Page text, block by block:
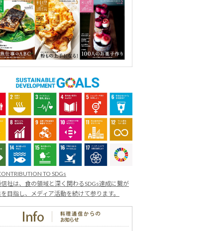
TO SDGs
社は、食の領域と深く関わるSDGs達成に繋が
目指し、メディア活動を続けて参ります。